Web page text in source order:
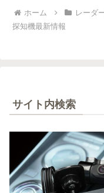
ホーム レーダ
探知機最新情報
サイト内検索